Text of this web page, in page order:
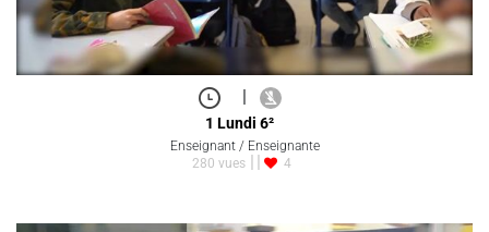
|
1 Lundi 6²
Enseignant / Enseignante
280 vues
4